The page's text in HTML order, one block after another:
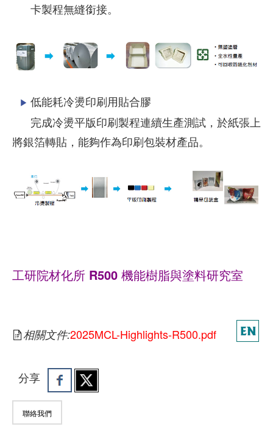
卡製程無縫銜接。
▶ 低能耗冷燙印刷用貼合膠
完成冷燙平版印刷製程連續生產測試，於紙張上
將銀箔轉貼，能夠作為印刷包裝材產品。
工研院材化所 R500 機能樹脂與塗料研究室
相關文件:2025MCL-Highlights-R500.pdf
分享
聯絡我們